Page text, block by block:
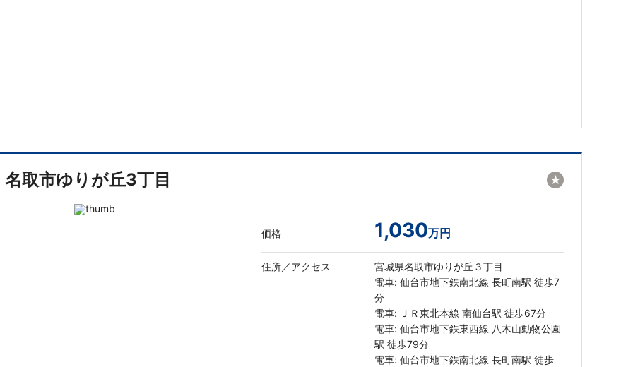
名取市ゆりが丘3丁目
価格 1,030万円
住所／アクセス
宮城県名取市ゆりが丘３丁目
電車: 仙台市地下鉄南北線 長町南駅 徒歩7
分
電車: ＪＲ東北本線 南仙台駅 徒歩67分
電車: 仙台市地下鉄東西線 八木山動物公園
駅 徒歩79分
電車: 仙台市地下鉄南北線 長町南駅 徒歩
★